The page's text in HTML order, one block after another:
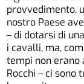
provvedimento,
nostro Paese
– di dotarsi di
i cavalli, ma,
tempi non erano
Rocchi – ci sono